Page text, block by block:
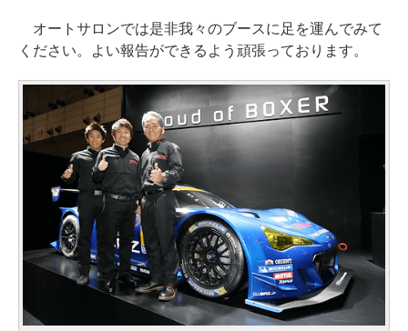
オートサロンでは是非我々のブースに足を運んでみて
ください。よい報告ができるよう頑張っております。